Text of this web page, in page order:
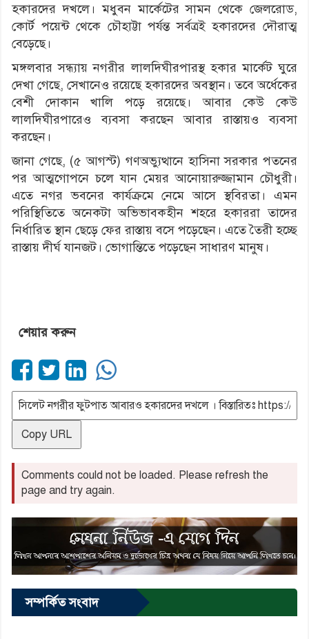
হকারদের দখলে। মধুবন মার্কেটের সামন থেকে জেলরোড,
কোর্ট পয়েন্ট থেকে চৌহাট্টা পর্যন্ত সর্বত্রই হকারদের দৌরাত্ম
বেড়েছে।
মঙ্গলবার সন্ধ্যায় নগরীর লালদিঘীরপারস্থ হকার মার্কেট ঘুরে
দেখা গেছে, সেখানেও রয়েছে হকারদের অবস্থান। তবে অর্ধেকের
বেশী দোকান খালি পড়ে রয়েছে। আবার কেউ কেউ
লালদিঘীরপারেও ব্যবসা করছেন আবার রাস্তায়ও ব্যবসা
করছেন।
জানা গেছে, (৫ আগস্ট) গণঅভ্যুত্থানে হাসিনা সরকার পতনের
পর আত্মগোপনে চলে যান মেয়র আনোয়ারুজ্জামান চৌধুরী।
এতে নগর ভবনের কার্যক্রমে নেমে আসে স্থবিরতা। এমন
পরিস্থিতিতে অনেকটা অভিভাবকহীন শহরে হকাররা তাদের
নির্ধারিত স্থান ছেড়ে ফের রাস্তায় বসে পড়েছেন। এতে তৈরী হচ্ছে
রাস্তায় দীর্ঘ যানজট। ভোগান্তিতে পড়েছেন সাধারণ মানুষ।
শেয়ার করুন
Copy URL
Comments could not be loaded. Please refresh the
page and try again.
সম্পর্কিত সংবাদ